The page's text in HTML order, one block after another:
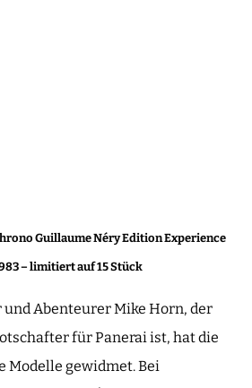
Guillaume Néry Edition Experience
– limitiert auf 15 Stück
und Abenteurer Mike Horn, der
für Panerai ist, hat die
Modelle gewidmet. Bei